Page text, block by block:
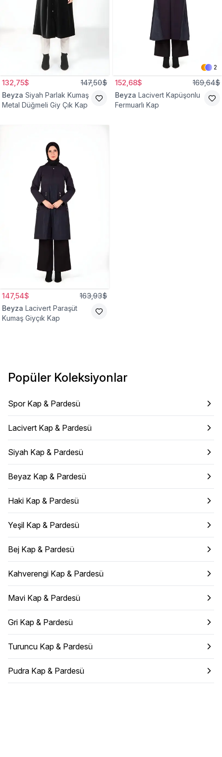
132,75$ 147,50$
Beyza Siyah Parlak Kumaş
Metal Düğmeli Giy Çık Kap
2
152,68$ 169,64$
Beyza Lacivert Kapüşonlu
Fermuarlı Kap
147,54$ 163,93$
Beyza Lacivert Paraşüt
Kumaş Giyçık Kap
Popüler Koleksiyonlar
Spor Kap & Pardesü
Lacivert Kap & Pardesü
Siyah Kap & Pardesü
Beyaz Kap & Pardesü
Haki Kap & Pardesü
Yeşil Kap & Pardesü
Bej Kap & Pardesü
Kahverengi Kap & Pardesü
Mavi Kap & Pardesü
Gri Kap & Pardesü
Turuncu Kap & Pardesü
Pudra Kap & Pardesü